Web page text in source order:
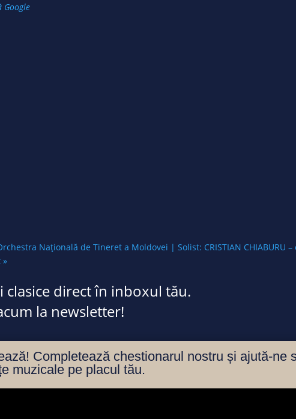
Google
Națională de Tineret a Moldovei | Solist: CRISTIAN CHIABURU
»
clasice direct în inboxul tău.
la newsletter!
Completează chestionarul nostru și ajută-ne
muzicale pe placul tău.